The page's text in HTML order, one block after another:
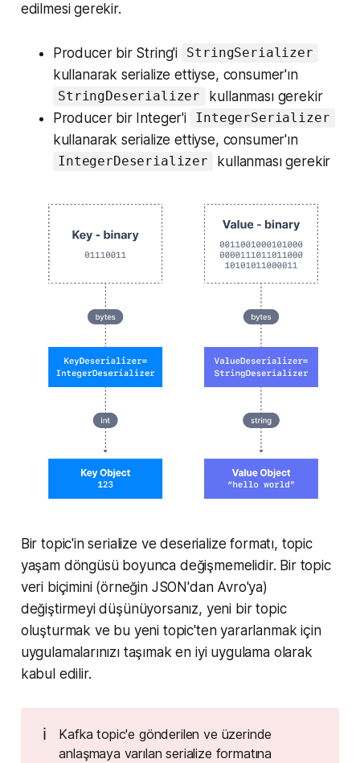
edilmesi gerekir.
Producer bir String'i StringSerializer
kullanarak serialize ettiyse, consumer'ın
StringDeserializer
kullanması gerekir
Producer bir Integer'i
IntegerSerializer
kullanarak serialize ettiyse, consumer'ın
IntegerDeserializer kullanması gerekir
Bir topic'in serialize ve deserialize formatı, topic
yaşam döngüsü boyunca değişmemelidir. Bir topic
veri biçimini (örneğin JSON'dan Avro'ya)
değiştirmeyi düşünüyorsanız, yeni bir topic
oluşturmak ve bu yeni topic'ten yararlanmak için
uygulamalarınızı taşımak en iyi uygulama olarak
kabul edilir.
ℹ️
Kafka topic'e gönderilen ve üzerinde
anlaşmaya varılan serialize formatına